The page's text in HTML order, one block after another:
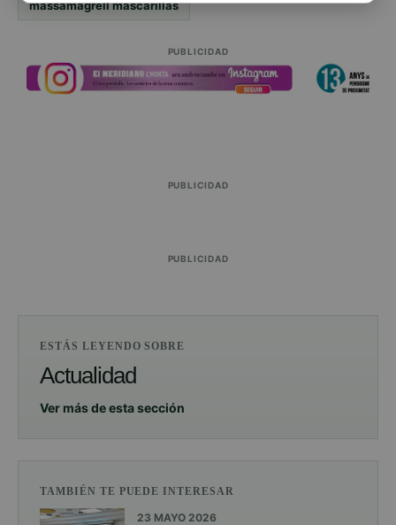
massamagrell mascarillas
PUBLICIDAD
PUBLICIDAD
PUBLICIDAD
ESTÁS LEYENDO SOBRE
Actualidad
Ver más de esta sección
TAMBIÉN TE PUEDE INTERESAR
23 MAYO 2026